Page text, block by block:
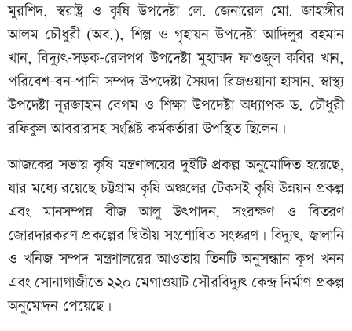
মুরশিদ, স্বরাষ্ট্র ও কৃষি উপদেষ্টা লে. জেনারেল মো. জাহাঙ্গীর
আলম চৌধুরী (অব.), শিল্প ও গৃহায়ন উপদেষ্টা আদিলুর রহমান
খান, বিদ্যুৎ-সড়ক-রেলপথ উপদেষ্টা মুহাম্মদ ফাওজুল কবির খান,
পরিবেশ-বন-পানি সম্পদ উপদেষ্টা সৈয়দা রিজওয়ানা হাসান, স্বাস্থ্য
উপদেষ্টা নূরজাহান বেগম ও শিক্ষা উপদেষ্টা অধ্যাপক ড. চৌধুরী
রফিকুল আবরারসহ সংশ্লিষ্ট কর্মকর্তারা উপস্থিত ছিলেন।
আজকের সভায় কৃষি মন্ত্রণালয়ের দুইটি প্রকল্প অনুমোদিত হয়েছে,
যার মধ্যে রয়েছে চট্টগ্রাম কৃষি অঞ্চলের টেকসই কৃষি উন্নয়ন প্রকল্প
এবং মানসম্পন্ন বীজ আলু উৎপাদন, সংরক্ষণ ও বিতরণ
জোরদারকরণ প্রকল্পের দ্বিতীয় সংশোধিত সংস্করণ। বিদ্যুৎ, জ্বালানি
ও খনিজ সম্পদ মন্ত্রণালয়ের আওতায় তিনটি অনুসন্ধান কূপ খনন
এবং সোনাগাজীতে ২২০ মেগাওয়াট সৌরবিদ্যুৎ কেন্দ্র নির্মাণ প্রকল্প
অনুমোদন পেয়েছে।